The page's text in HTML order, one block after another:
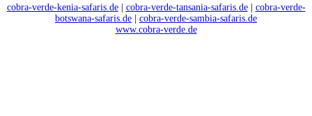
cobra-verde-kenia-safaris.de| cobra-verde-tansania-safaris.de| cobra-verde-
botswana-safaris.de
cobra-verde-sambia-safaris.de
www.cobra-verde.de